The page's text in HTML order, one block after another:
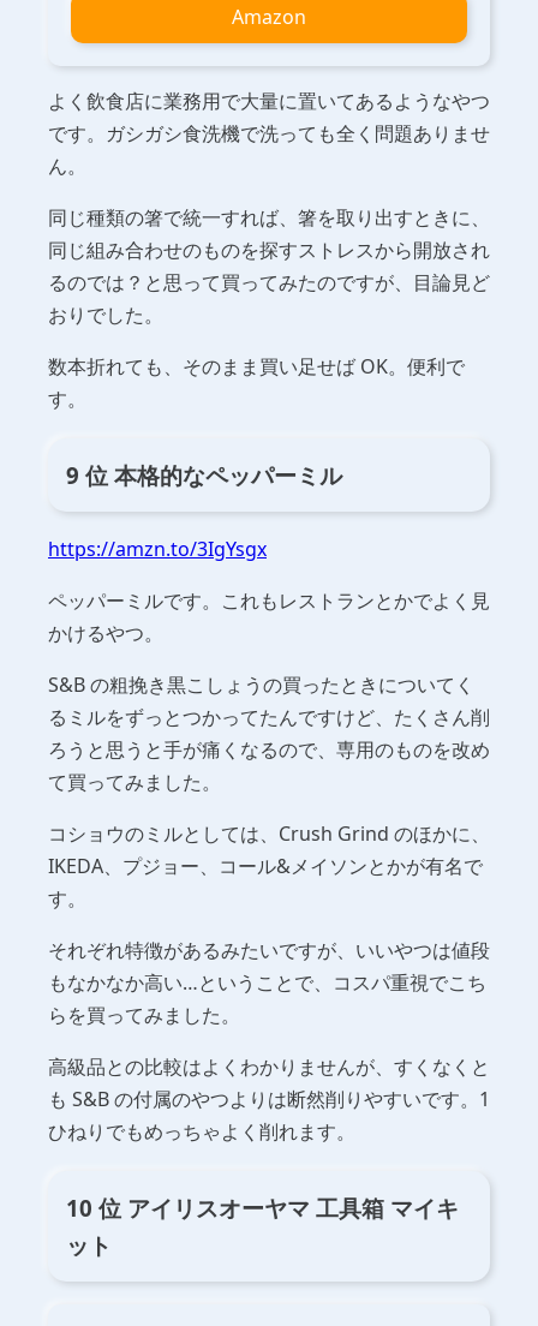
Amazon
よく飲食店に業務用で大量に置いてあるようなやつ
です。ガシガシ食洗機で洗っても全く問題ありませ
ん。
同じ種類の箸で統一すれば、箸を取り出すときに、
同じ組み合わせのものを探すストレスから開放され
るのでは？と思って買ってみたのですが、目論見ど
おりでした。
数本折れても、そのまま買い足せば OK。便利で
す。
9 位 本格的なペッパーミル
https://amzn.to/3IgYsgx
ペッパーミルです。これもレストランとかでよく見
かけるやつ。
S&B の粗挽き黒こしょうの買ったときについてく
るミルをずっとつかってたんですけど、たくさん削
ろうと思うと手が痛くなるので、専用のものを改め
て買ってみました。
コショウのミルとしては、Crush Grind のほかに、
IKEDA、プジョー、コール&メイソンとかが有名で
す。
それぞれ特徴があるみたいですが、いいやつは値段
もなかなか高い…ということで、コスパ重視でこち
らを買ってみました。
高級品との比較はよくわかりませんが、すくなくと
も S&B の付属のやつよりは断然削りやすいです。1
ひねりでもめっちゃよく削れます。
10 位 アイリスオーヤマ 工具箱 マイキ
ット